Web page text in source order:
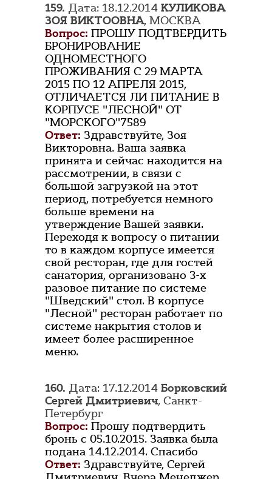
159. Дата: 18.12.2014 КУЛИКОВА
ЗОЯ ВИКТООВНА, МОСКВА
Вопрос: ПРОШУ ПОДТВЕРДИТЬ
БРОНИРОВАНИЕ
ОДНОМЕСТНОГО
ПРОЖИВАНИЯ С 29 МАРТА
2015 ПО 12 АПРЕЛЯ 2015,
ОТЛИЧАЕТСЯ ЛИ ПИТАНИЕ В
КОРПУСЕ "ЛЕСНОЙ" ОТ
"МОРСКОГО"7589
Ответ: Здравствуйте, Зоя
Викторовна. Ваша заявка
принята и сейчас находится на
рассмотрении, в связи с
большой загрузкой на этот
период, потребуется немного
больше времени на
утверждение Вашей заявки.
Переходя к вопросу о питании
то в каждом корпусе имеется
свой ресторан, где для гостей
санатория, организовано 3-х
разовое питание по системе
"Шведский" стол. В корпусе
"Лесной" ресторан работает по
системе накрытия столов и
имеет более расширенное
меню.
160. Дата: 17.12.2014 Борковский
Сергей Дмитриевич, Санкт-
Петербург
Вопрос: Прошу подтвердить
бронь с 05.10.2015. Заявка была
подана 14.12.2014. Спасибо
Ответ: Здравствуйте, Сергей